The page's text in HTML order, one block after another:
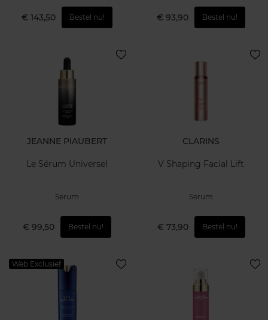
€ 143,50 Bestel nu! € 93,90 Bestel nu!
JEANNE PIAUBERT
Le Sérum Universel
Serum
€ 99,50 Bestel nu!
CLARINS
V Shaping Facial Lift
Serum
€ 73,90 Bestel nu!
Web Exclusief